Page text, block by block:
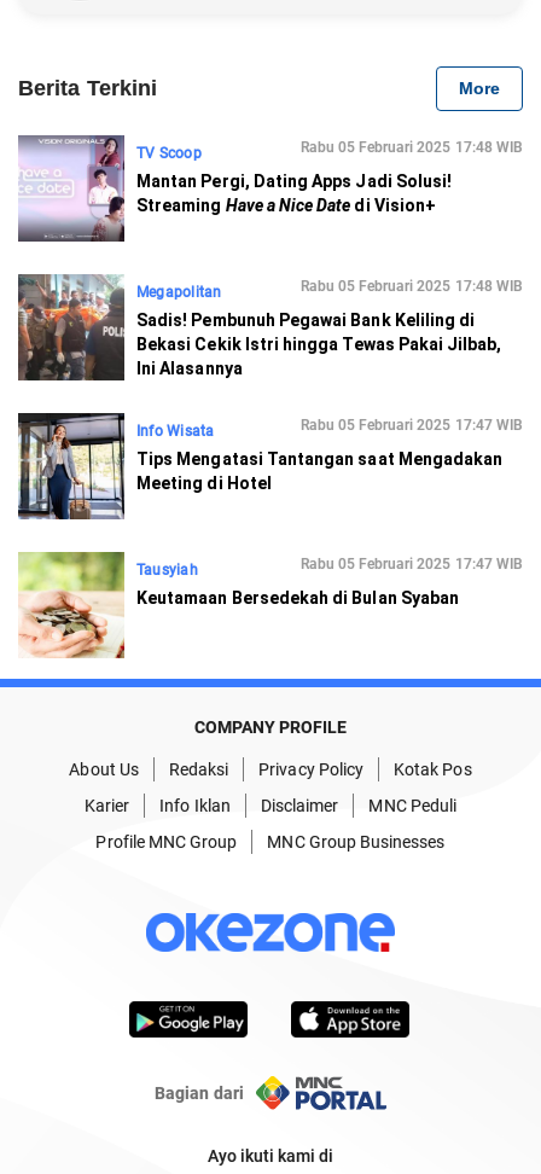
Berita Terkini More
TV Scoop Rabu 05 Februari 2025 17:48 WIB
Mantan Pergi, Dating Apps Jadi Solusi!
Streaming Have a Nice Date di Vision+
Megapolitan Rabu 05 Februari 2025 17:48 WIB
Sadis! Pembunuh Pegawai Bank Keliling di
Bekasi Cekik Istri hingga Tewas Pakai Jilbab,
Ini Alasannya
Info Wisata Rabu 05 Februari 2025 17:47 WIB
Tips Mengatasi Tantangan saat Mengadakan
Meeting di Hotel
Tausyiah Rabu 05 Februari 2025 17:47 WIB
Keutamaan Bersedekah di Bulan Syaban
COMPANY PROFILE
About Us Redaksi Privacy Policy
Kotak Pos
Karier
Info Iklan Disclaimer
MNC Peduli
Profile MNC Group
MNC Group Businesses
Bagian dari
Ayo ikuti kami di